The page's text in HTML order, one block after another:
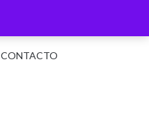
CONTACTO